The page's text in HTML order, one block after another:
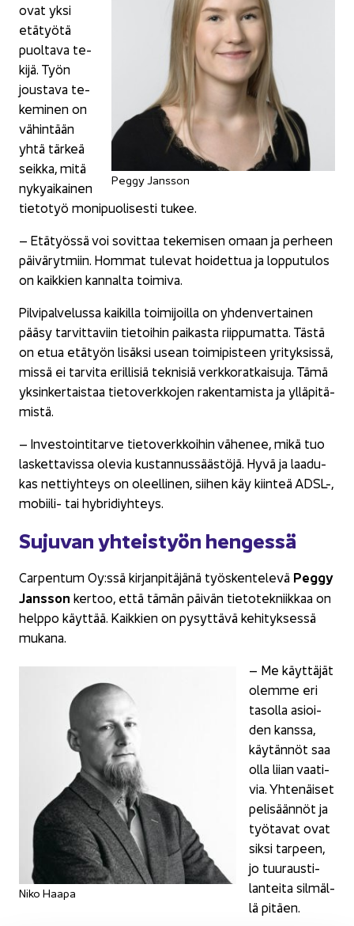
Peggy Jans­son
ovat yksi
etä­työ­tä
puol­ta­va te­
ki­jä. Työn
jous­ta­va te­
ke­mi­nen on
vä­hin­tään
yhtä tär­keä
seik­ka, mitä
ny­ky­ai­kai­nen
tie­to­työ mo­ni­puo­li­ses­ti tukee.
– Etä­työs­sä voi so­vit­taa te­ke­mi­sen omaan ja per­heen
päi­vä­ryt­miin. Hom­mat tu­le­vat hoi­det­tua ja lop­pu­tu­los
on kaik­kien kan­nal­ta toi­mi­va.
Pil­vi­pal­ve­lus­sa kai­kil­la toi­mi­joil­la on yh­den­ver­tai­nen
pääsy tar­vit­ta­viin tie­toi­hin pai­kas­ta riip­pu­mat­ta. Tästä
on etua etä­työn li­säk­si usean toi­mi­pis­teen yri­tyk­sis­sä,
missä ei tar­vi­ta eril­li­siä tek­ni­siä verk­ko­rat­kai­su­ja. Tämä
yk­sin­ker­tais­taa tie­to­verk­ko­jen ra­ken­ta­mis­ta ja yl­lä­pi­tä­
mis­tä.
– In­ves­toin­ti­tar­ve tie­to­verk­koi­hin vä­he­nee, mikä tuo
las­ket­ta­vis­sa ole­via kus­tan­nus­sääs­tö­jä. Hyvä ja laa­du­
kas net­tiyh­teys on oleel­li­nen, sii­hen käy kiin­teä ADSL-,
mobiili-​ tai hy­bri­diyh­teys.
Su­ju­van yh­teis­työn hen­ges­sä
Car­pen­tum Oy:ssä kir­jan­pi­tä­jä­nä työs­ken­te­le­vä Peggy
Jans­son ker­too, että tämän päi­vän tie­to­tek­niik­kaa on
help­po käyt­tää. Kaik­kien on py­syt­tä­vä ke­hi­tyk­ses­sä
mu­ka­na.
Niko Haapa
– Me käyt­tä­jät
olem­me eri
ta­sol­la asioi­
den kans­sa,
käy­tän­nöt saa
olla liian vaa­ti­
via. Yh­te­näi­set
pe­li­sään­nöt ja
työ­ta­vat ovat
siksi tar­peen,
jo tuu­raus­ti­
lan­tei­ta sil­mäl­
lä pi­täen.